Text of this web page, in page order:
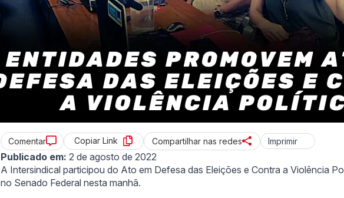
Comentar Copiar Link Compartilhar nas redes Imprimir
Publicado em: 2 de agosto de 2022
A Intersindical participou do Ato em Defesa das Eleições e Contra a Violência
no Senado Federal nesta manhã.